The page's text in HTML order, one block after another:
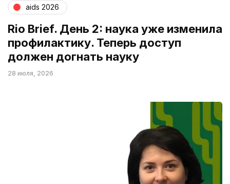
aids 2026
Rio Brief. День 2: наука уже изменила
профилактику. Теперь доступ
должен догнать науку
28 июля, 2026